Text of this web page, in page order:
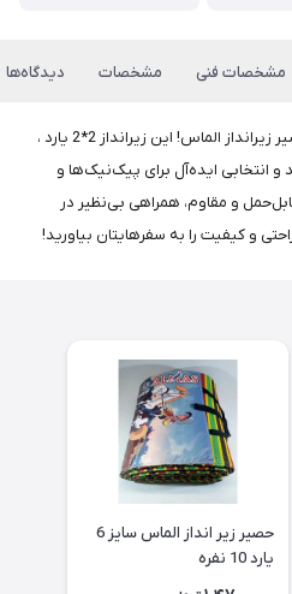
مشخصات فنی مشخصات دیدگاه‌ها
تجربه‌ای لذت‌بخش در طبیعت با حصیر زیرانداز الماس! این زیرانداز 2*2 یارد ،
فراهم می‌کند و انتخابی ایده‌آل برای پیک‌نیک‌ها و
و مقاوم، همراهی بی‌نظیر در
و کیفیت را به سفرهایتان بیاورید!
حصیر زیر انداز الماس سایز 6
یارد 10 نفره